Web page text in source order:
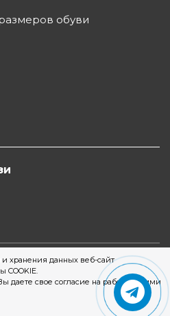
хранения данных веб-сайт
COOKIE.
даете свое согласие на работу с этими
обуви
Дом "Покровский" - сеть
в Екатеринбурге